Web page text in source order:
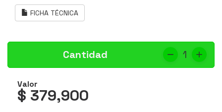
FICHA TÉCNICA
Cantidad 1
Valor
$ 379,900